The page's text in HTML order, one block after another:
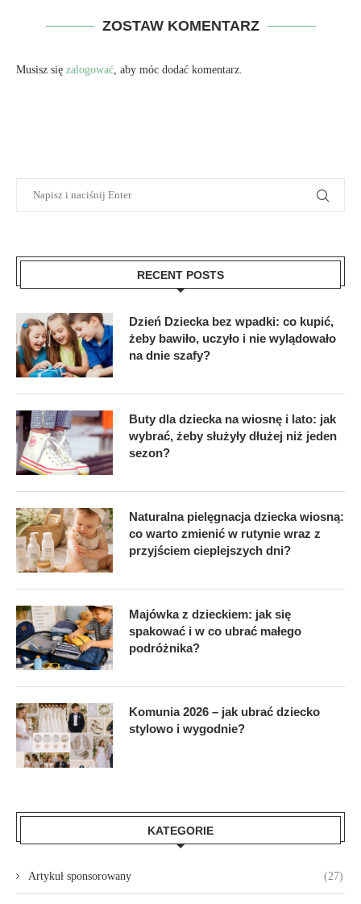
ZOSTAW KOMENTARZ
Musisz się zalogować, aby móc dodać komentarz.
RECENT POSTS
Dzień Dziecka bez wpadki: co kupić,
żeby bawiło, uczyło i nie wylądowało
na dnie szafy?
Buty dla dziecka na wiosnę i lato: jak
wybrać, żeby służyły dłużej niż jeden
sezon?
Naturalna pielęgnacja dziecka wiosną:
co warto zmienić w rutynie wraz z
przyjściem cieplejszych dni?
Majówka z dzieckiem: jak się
spakować i w co ubrać małego
podróżnika?
Komunia 2026 – jak ubrać dziecko
stylowo i wygodnie?
KATEGORIE
Artykuł sponsorowany (27)